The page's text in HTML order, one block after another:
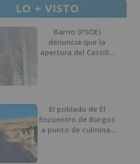
LO + VISTO
Barrio (PSOE)
denuncia que la
apertura del Castillo
El poblado de El
Encuentro de Burgos
a punto de culminar